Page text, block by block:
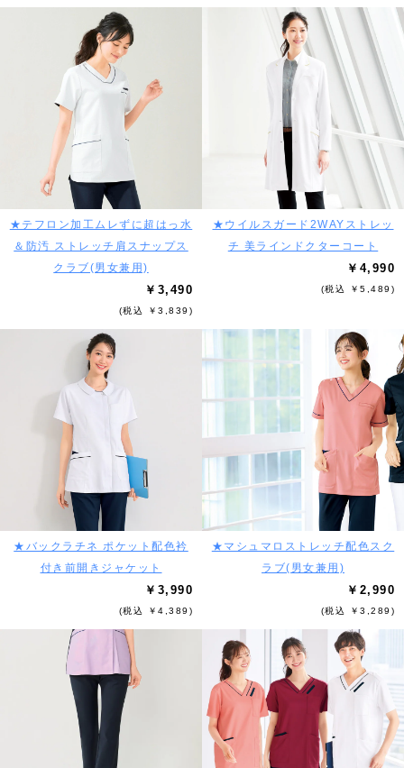
★テフロン加工ムレずに超はっ水
＆防汚 ストレッチ肩スナップス
クラブ(男女兼用)
￥3,490
(税込 ￥3,839)
★ウイルスガード2WAYストレッ
チ 美ラインドクターコート
￥4,990
(税込 ￥5,489)
★バックラチネ ポケット配色衿
付き前開きジャケット
￥3,990
(税込 ￥4,389)
★マシュマロストレッチ配色スク
ラブ(男女兼用)
￥2,990
(税込 ￥3,289)